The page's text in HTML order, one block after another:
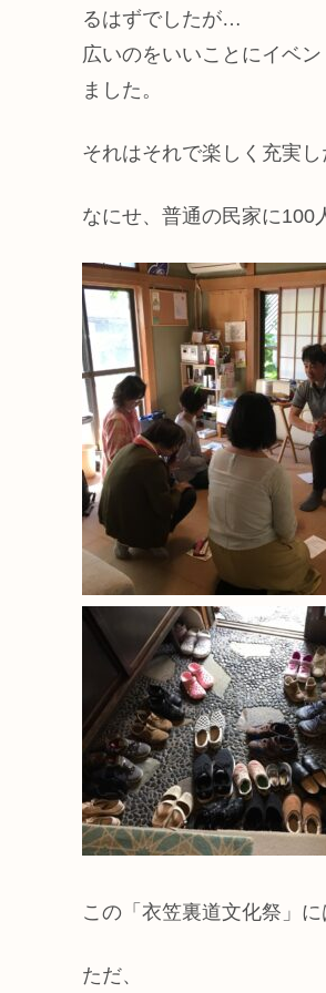
るはずでしたが…
広いのをいいことにイベ
ました。
それはそれで楽しく充実し
なにせ、普通の民家に100
この「衣笠裏道文化祭」
ただ、